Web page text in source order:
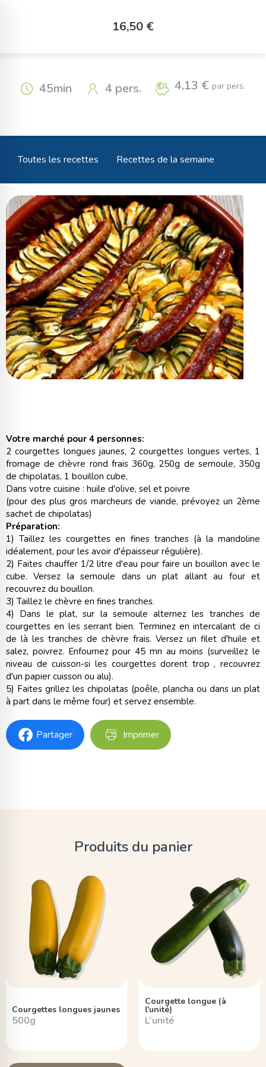
Tian de courgettes vertes et
45min 4 pers. 4,13 € par pers.
Toutes les recettes Recettes de la semaine
16,50 €
Votre marché pour 4 personnes:
2 courgettes longues jaunes, 2 courgettes longues vertes, 1
fromage de chèvre rond frais 360g, 250g de semoule, 350g
de chipolatas, 1 bouillon cube,
Dans votre cuisine : huile d'olive, sel et poivre
(pour des plus gros marcheurs de viande, prévoyez un 2ème
sachet de chipolatas)
Préparation:
1) Taillez les courgettes en fines tranches (à la mandoline
idéalement, pour les avoir d'épaisseur régulière).
2) Faites chauffer 1/2 litre d'eau pour faire un bouillon avec le
cube. Versez la semoule dans un plat allant au four et
recouvrez du bouillon.
3) Taillez le chèvre en fines tranches.
4) Dans le plat, sur la semoule alternez les tranches de
courgettes en les serrant bien. Terminez en intercalant de ci
de là les tranches de chèvre frais. Versez un filet d'huile et
salez, poivrez. Enfournez pour 45 mn au moins (surveillez le
niveau de cuisson-si les courgettes dorent trop , recouvrez
d'un papier cuisson ou alu).
5) Faites grillez les chipolatas (poêle, plancha ou dans un plat
à part dans le même four) et servez ensemble.
Partager Imprimer
Produits du panier
Courgettes longues jaunes
500g
Courgette longue (à
l'unité)
L'unité